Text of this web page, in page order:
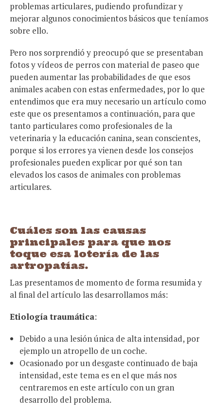
problemas articulares, pudiendo profundizar y
mejorar algunos conocimientos básicos que teníamos
sobre ello.
Pero nos sorprendió y preocupó que se presentaban
fotos y vídeos de perros con material de paseo que
pueden aumentar las probabilidades de que esos
animales acaben con estas enfermedades, por lo que
entendimos que era muy necesario un artículo como
este que os presentamos a continuación, para que
tanto particulares como profesionales de la
veterinaria y la educación canina, sean conscientes,
porque si los errores ya vienen desde los consejos
profesionales pueden explicar por qué son tan
elevados los casos de animales con problemas
articulares.
Cuáles son las causas
principales para que nos
toque esa lotería de las
artropatías.
Las presentamos de momento de forma resumida y
al final del artículo las desarrollamos más:
Etiología traumática:
Debido a una lesión única de alta intensidad, por
ejemplo un atropello de un coche.
Ocasionado por un desgaste continuado de baja
intensidad, este tema es en el que más nos
centraremos en este artículo con un gran
desarrollo del problema.